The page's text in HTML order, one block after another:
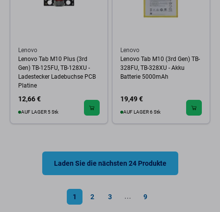
Lenovo
Lenovo Tab M10 Plus (3rd
Gen) TB-125FU, TB-128XU -
Ladestecker Ladebuchse PCB
Platine
12,66 €
AUF LAGER 5 Stk
Lenovo
Lenovo Tab M10 (3rd Gen) TB-
328FU, TB-328XU - Akku
Batterie 5000mAh
19,49 €
AUF LAGER 6 Stk
Laden Sie die nächsten 24 Produkte
1 2 3 ⋯ 9